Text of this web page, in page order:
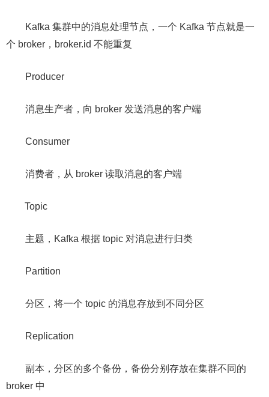
Kafka 集群中的消息处理节点，⼀个 Kafka 节点就是⼀
个 broker，broker.id 不能重复
Producer
消息生产者，向 broker 发送消息的客户端
Consumer
消费者，从 broker 读取消息的客户端
Topic
主题，Kafka 根据 topic 对消息进⾏归类
Partition
分区，将一个 topic 的消息存放到不同分区
Replication
副本，分区的多个备份，备份分别存放在集群不同的
broker 中